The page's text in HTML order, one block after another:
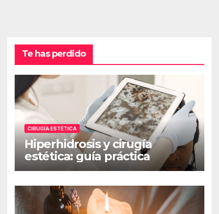
Te has perdido
CIRUGÍA ESTÉTICA
Hiperhidrosis y cirugía
estética: guía práctica